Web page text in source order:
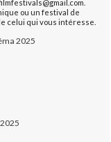
ou un festival de
celui qui vous intéresse.
2025